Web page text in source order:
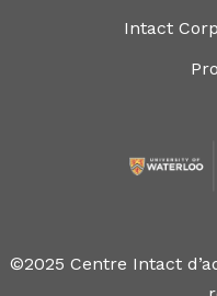
Intact
©2025 Centre Intact